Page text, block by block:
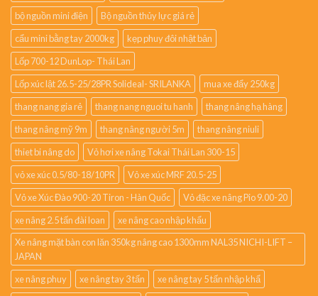
bộ nguồn mini điện
Bộ nguồn thủy lực giá rẻ
cẩu mini bằng tay 2000kg
kẹp phuy đôi nhật bản
Lốp 700-12 DunLop- Thái Lan
Lốp xúc lật 26.5-25/28PR Solideal- SRILANKA
mua xe đẩy 250kg
thang nang gia rẻ
thang nang nguoi tu hanh
thang nâng hạ hàng
thang nâng mỹ 9m
thang nâng người 5m
thang nâng niuli
thiet bi nâng do
Vỏ hơi xe nâng Tokai Thái Lan 300-15
vỏ xe xúc 0.5/80-18/10PR
Vỏ xe xúc MRF 20.5-25
Vỏ xe Xúc Đào 900-20 Tiron - Hàn Quốc
Vỏ đặc xe nâng Pio 9.00-20
xe nâng 2.5 tấn đài loan
xe nâng cao nhập khẩu
Xe nâng mặt bàn con lăn 350kg nâng cao 1300mm NAL35 NICHI-LIFT –
JAPAN
xe nâng phuy
xe nâng tay 3 tấn
xe nâng tay 5 tấn nhập khẩ